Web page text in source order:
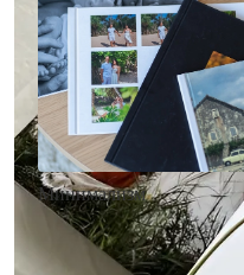
Минимализм
• Без декора
• Выбор цвета фона